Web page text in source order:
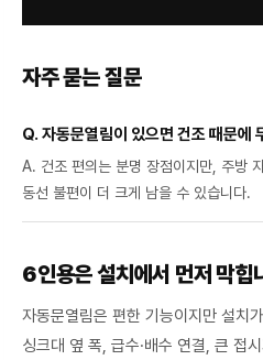
자주 묻는 질문
Q. 자동문열림이 있으면 건조 때문에
A. 건조 편의는 분명 장점이지만, 주방
동선 불편이 더 크게 남을 수 있습니다.
6인용은 설치에서 먼저 막힙
자동문열림은 편한 기능이지만 설치
싱크대 옆 폭, 급수·배수 연결, 큰 접